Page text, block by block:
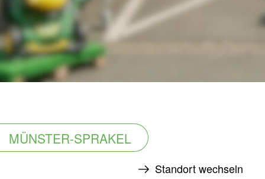
MÜNSTER-SPRAKEL
Standort wechseln